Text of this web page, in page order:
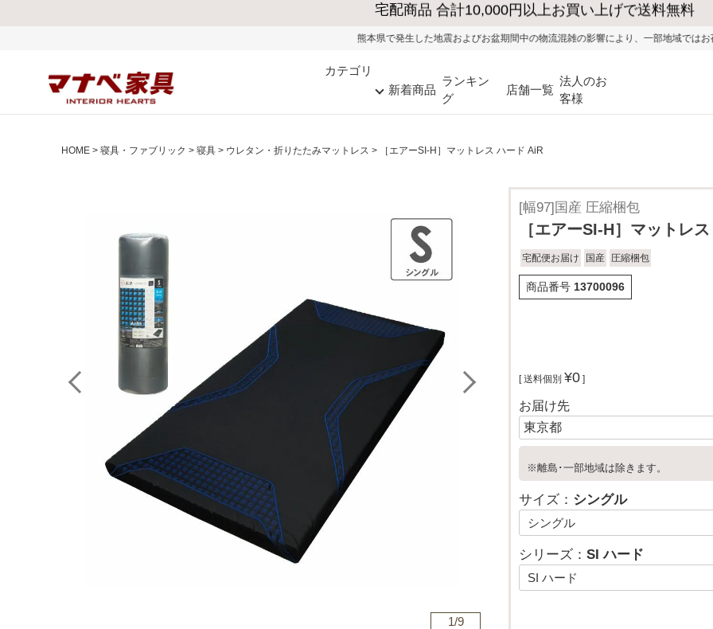
熊本県で発生した地震およびお盆期間中の物流混雑の影響により、一部地域ではお荷物のお届けに遅れが
カテゴリ
新着商品
ランキン
グ
店舗一覧
法人のお
客様
HOME 寝具・ファブリック 寝具 ウレタン・折りたたみマットレス ［エアーSI-H］マットレス ハード AiR
1/9
[幅97]国産 圧縮梱包
［エアーSI-H］マットレ
宅配便お届け 国産 圧縮梱包
商品番号 13700096
送料個別 ¥0
お届け先
※離島･一部地域は除きます。
サイズ： シングル
シリーズ： SI ハード